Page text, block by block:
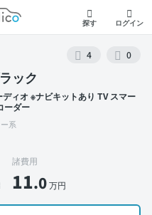
リコ
探す ログイン
4 0
ック
ィオ ※ナビキットあり TV スマー
ーダー
系
諸費用
11.0万円